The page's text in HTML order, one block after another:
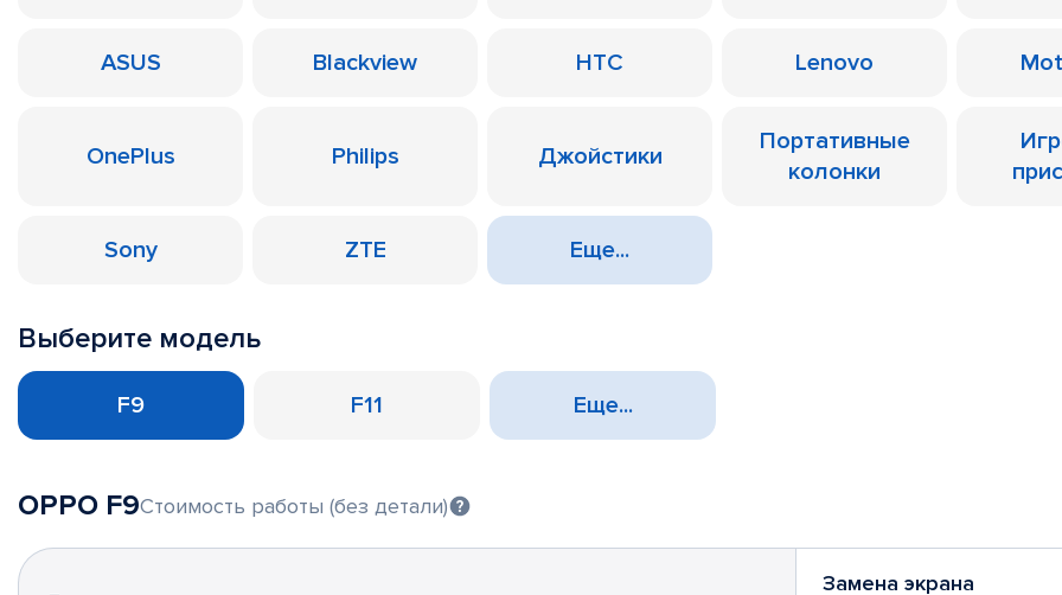
ASUS Blackview HTC Lenovo
OnePlus Philips Джойстики
Портативные
колонки
Sony ZTE Еще...
Выберите модель
F9 F11 Еще...
OPPO F9Стоимость работы (без детали)
Замена экрана